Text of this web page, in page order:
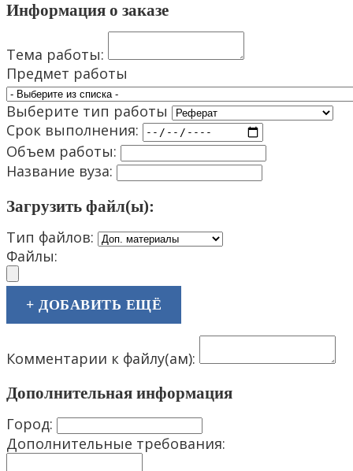
Информация о заказе
Тема работы:
Предмет работы
Выберите тип работы
Срок выполнения:
Объем работы:
Название вуза:
Загрузить файл(ы):
Тип файлов:
Файлы:
+ ДОБАВИТЬ ЕЩЁ
Комментарии к файлу(ам):
Дополнительная информация
Город:
Дополнительные требования: